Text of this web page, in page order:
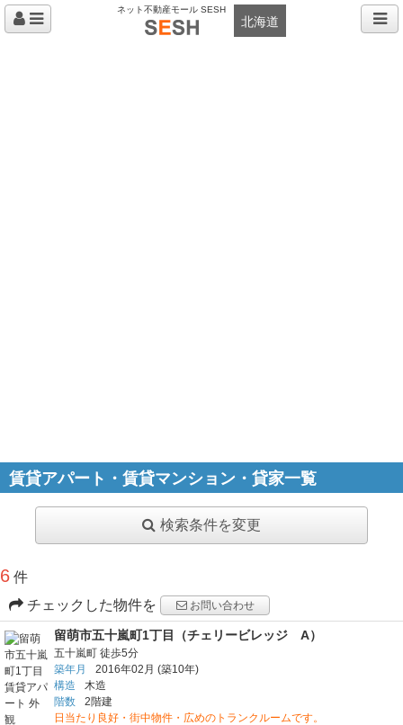
ネット不動産モール SESH
北海道
賃貸アパート・賃貸マンション・貸家一覧
検索条件を変更
6 件
チェックした物件を
お問い合わせ
留萌市五十嵐町1丁目（チェリービレッジ A）
五十嵐町 徒歩5分
築年月
2016年02月 (築10年)
構造
木造
階数
2階建
日当たり良好・街中物件・広めのトランクルームです。